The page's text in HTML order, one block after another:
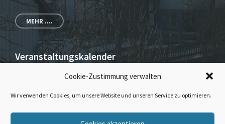
Cookie-Zustimmung verwalten
Wir verwenden Cookies, um unsere Website und unseren Service zu optimieren.
MEHR ....
Veranstaltungskalender
Veranstaltungen und Gottesdienste
FacebookInstagram